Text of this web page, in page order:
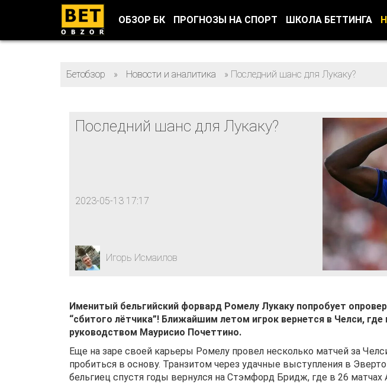
ОБЗОР БК ПРОГНОЗЫ НА СПОРТ ШКОЛА БЕТТИНГА
Бетобзор » Новости и аналитика » Последний шанс для Лукаку?
Последний шанс для Лукаку?
2023-05-13 17:17
Игорь Исмаилов
Именитый бельгийский форвард Ромелу Лукаку попробует
“сбитого лётчика”! Ближайшим летом игрок вернется в Челси,
руководством Маурисио Почеттино.
Еще на заре своей карьеры Ромелу провел несколько матчей за
пробиться в основу. Транзитом через удачные выступления в
бельгиец спустя годы вернулся на Стэмфорд Бридж, где в 26